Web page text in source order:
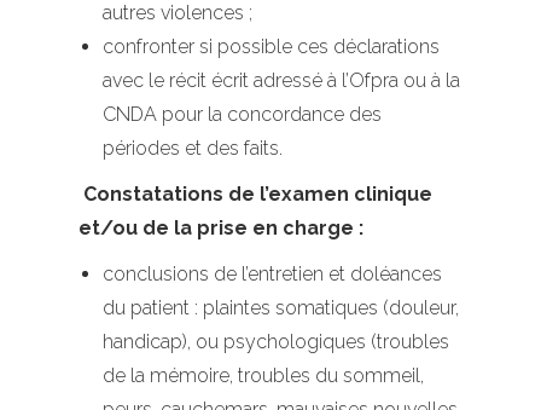
autres violences ;
confronter si possible ces déclarations
avec le récit écrit adressé à l’Ofpra ou à la
CNDA pour la concordance des
périodes et des faits.
Constatations de l’examen clinique
et/ou de la prise en charge :
conclusions de l’entretien et doléances
du patient : plaintes somatiques (douleur,
handicap), ou psychologiques (troubles
de la mémoire, troubles du sommeil,